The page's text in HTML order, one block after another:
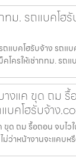
ทม. รถแบคโฮรั
ถแบคโฮรับจ้าง รถแบ
โครให้เช่ากทม. รถแ
างแค ขุด ถม
บคโฮรับจ้าง
ขุด ถม รื้อถอน จบไว
ว่าหน้างานจะแคบห